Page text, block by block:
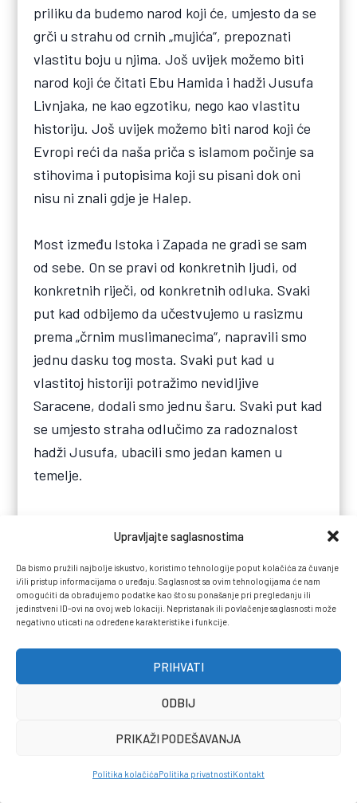
Upravljajte saglasnostima
Da bismo pružili najbolje iskustvo, koristimo tehnologije poput kolačića za čuvanje
i/ili pristup informacijama o uređaju. Saglasnost sa ovim tehnologijama će nam
omogućiti da obrađujemo podatke kao što su ponašanje pri pregledanju ili
jedinstveni ID-ovi na ovoj web lokaciji. Nepristanak ili povlačenje saglasnosti može
negativno uticati na određene karakteristike i funkcije.
PRIHVATI
ODBIJ
PRIKAŽI PODEŠAVANJA
Politika kolačićaPolitika privatnostiKontakt
priliku da budemo narod koji će, umjesto da se
grči u strahu od crnih „mujića“, prepoznati
vlastitu boju u njima. Još uvijek možemo biti
narod koji će čitati Ebu Hamida i hadži Jusufa
Livnjaka, ne kao egzotiku, nego kao vlastitu
historiju. Još uvijek možemo biti narod koji će
Evropi reći da naša priča s islamom počinje sa
stihovima i putopisima koji su pisani dok oni
nisu ni znali gdje je Halep.
Most između Istoka i Zapada ne gradi se sam
od sebe. On se pravi od konkretnih ljudi, od
konkretnih riječi, od konkretnih odluka. Svaki
put kad odbijemo da učestvujemo u rasizmu
prema „črnim muslimanecima“, napravili smo
jednu dasku tog mosta. Svaki put kad u
vlastitoj historiji potražimo nevidljive
Saracene, dodali smo jednu šaru. Svaki put kad
se umjesto straha odlučimo za radoznalost
hadži Jusufa, ubacili smo jedan kamen u
temelje.
znamo, nikad nije dugo trajalo.
Oznake: Hrvatska Muslimani
stranci
strani radnici